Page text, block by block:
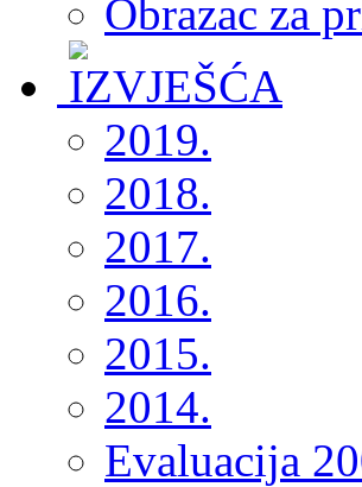
Obrazac za
2019.
2018.
2017.
2016.
2015.
2014.
Evaluacija